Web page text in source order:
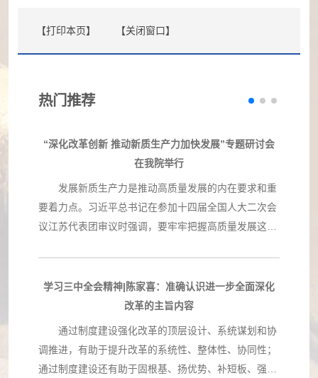
【打印本页】 【关闭窗口】
热门推荐
“深化改革创新 推动新质生产力加快发展”专题研讨会
在我院举行
发展新质生产力是推动高质量发展的内在要求和重
要着力点。习近平总书记在参加十四届全国人大二次会
议江苏代表团审议时强调，要牢牢把握高质量发展这个
中心组（扩大）学习会接续召开，嘹亮吹响加快发展新
质生产力、持续推动高质量发展的冲锋号角。 为深
学习三中全会精神|陈家喜：准确认识进一步全面深化
改革的主旨内容
通过制度建设强化改革的顶层设计、系统谋划和协
调推进，有助于提升改革的系统性、整体性、协同性；
通过制度建设还有助于固根基、扬优势、补短板、强弱